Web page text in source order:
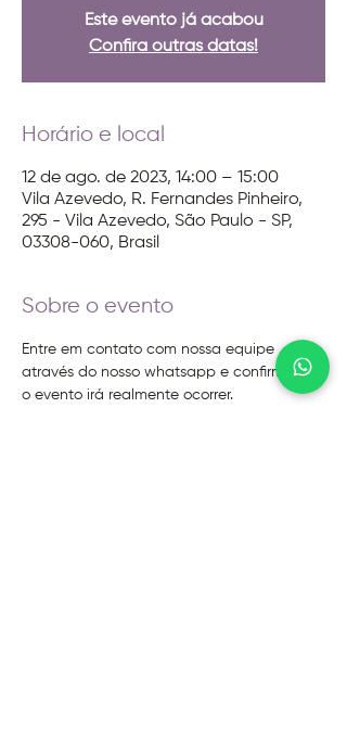
Este evento já acabou
Confira outras datas!
Horário e local
12 de ago. de 2023, 14:00 – 15:00
Vila Azevedo, R. Fernandes Pinheiro,
295 - Vila Azevedo, São Paulo - SP,
03308-060, Brasil
Sobre o evento
Entre em contato com nossa equipe
através do nosso whatsapp e confirme se
o evento irá realmente ocorrer.